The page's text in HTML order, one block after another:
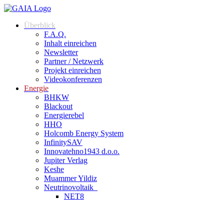
Zum
springenÜberblick
F.A.Q.
Inhalt einreichen
Newsletter
Partner / Netzwerk
Projekt einreichen
Videokonferenzen
Energie
BHKW
Blackout
Energierebel
HHO
Holcomb Energy System
InfinitySAV
Innovatehno1943 d.o.o.
Jupiter Verlag
Keshe
Muammer Yildiz
Neutrinovoltaik
NET8